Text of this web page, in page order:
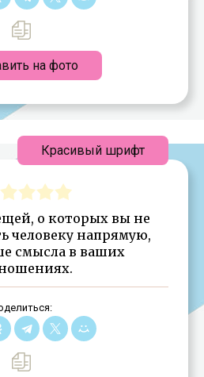
на фото
о которых вы не
человеку напрямую,
смысла в ваших
Красивый шрифт